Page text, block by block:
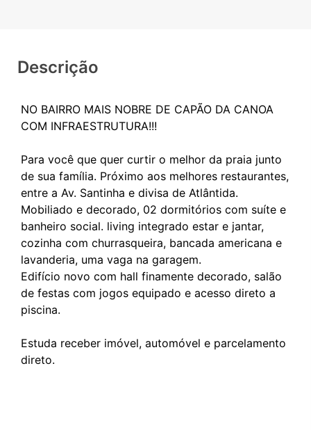
Descrição
NO BAIRRO MAIS NOBRE DE CAPÃO DA CANOA
COM INFRAESTRUTURA!!!
Para você que quer curtir o melhor da praia junto
de sua família. Próximo aos melhores restaurantes,
entre a Av. Santinha e divisa de Atlântida.
Mobiliado e decorado, 02 dormitórios com suíte e
banheiro social. living integrado estar e jantar,
cozinha com churrasqueira, bancada americana e
lavanderia, uma vaga na garagem.
Edifício novo com hall finamente decorado, salão
de festas com jogos equipado e acesso direto a
piscina.
Estuda receber imóvel, automóvel e parcelamento